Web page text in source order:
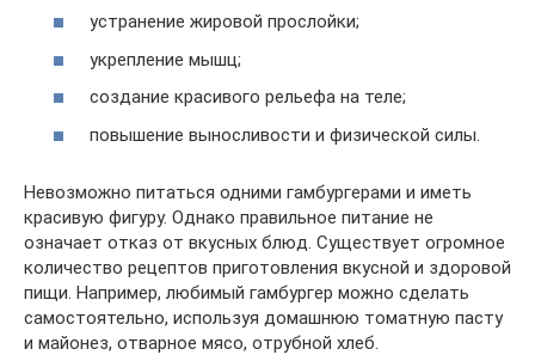
устранение жировой прослойки;
укрепление мышц;
создание красивого рельефа на теле;
повышение выносливости и физической силы.
Невозможно питаться одними гамбургерами и иметь
красивую фигуру. Однако правильное питание не
означает отказ от вкусных блюд. Существует огромное
количество рецептов приготовления вкусной и здоровой
пищи. Например, любимый гамбургер можно сделать
самостоятельно, используя домашнюю томатную пасту
и майонез, отварное мясо, отрубной хлеб.